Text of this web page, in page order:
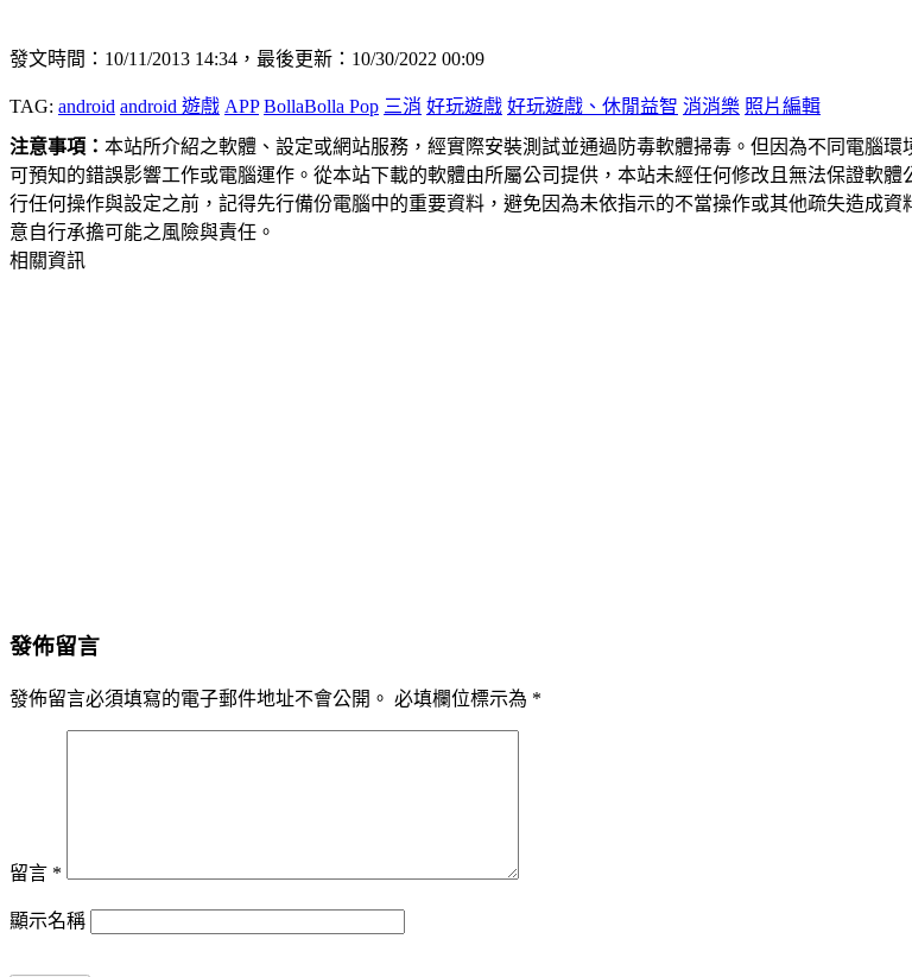
發文時間：10/11/2013 14:34，最後更新：10/30/2022 00:09
TAG: android android 遊戲 APP BollaBolla Pop 三消 好玩遊戲 好玩遊戲、休閒益智 消消樂 照片編輯
注意事項： 本站所介紹之軟體、設定或網站服務，經實際安裝測試並通過防毒軟體掃毒。但因為不同電腦
可預知的錯誤影響工作或電腦運作。從本站下載的軟體由所屬公司提供，本站未經任何修改且無法保證軟
行任何操作與設定之前，記得先行備份電腦中的重要資料，避免因為未依指示的不當操作或其他疏失造成
意自行承擔可能之風險與責任。
相關資訊
發佈留言
發佈留言必須填寫的電子郵件地址不會公開。 必填欄位標示為 *
留言 *
顯示名稱